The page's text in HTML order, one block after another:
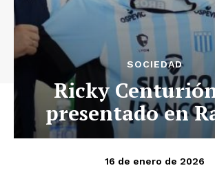
SOCIEDAD
Ricky
presentado en
16 de enero de 2026